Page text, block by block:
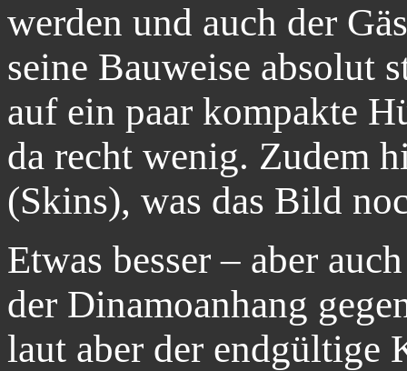
werden und auch der
seine Bauweise absolut
auf ein paar kompakte
da recht wenig. Zudem
(Skins), was das Bild
Etwas besser – aber
der Dinamoanhang
laut aber der